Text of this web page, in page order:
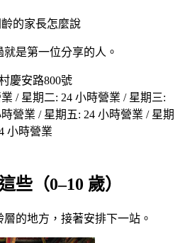
的家長怎麼說
是第一位分享的人。
慶安路800號
/ 星期二: 24 小時營業 / 星期三:
營業 / 星期五: 24 小時營業 / 星期
小時營業
些（0–10 歲）
的地方，接著安排下一站。